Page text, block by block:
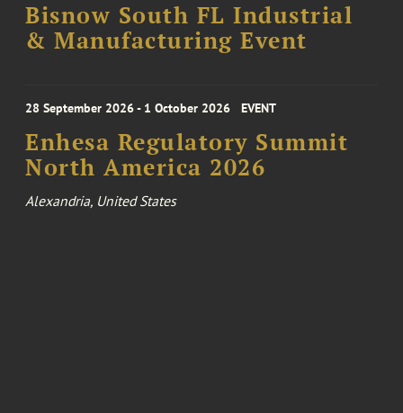
Bisnow South FL Industrial
& Manufacturing Event
28 September 2026 - 1 October 2026 EVENT
Enhesa Regulatory Summit
North America 2026
Alexandria, United States